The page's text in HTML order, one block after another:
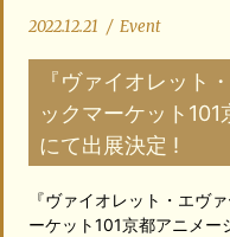
2022.12.21 / Event
『ヴァイオレット
ックマーケット
にて出展決定 !
『ヴァイオレット・エヴ
ーケット101京都アニメ